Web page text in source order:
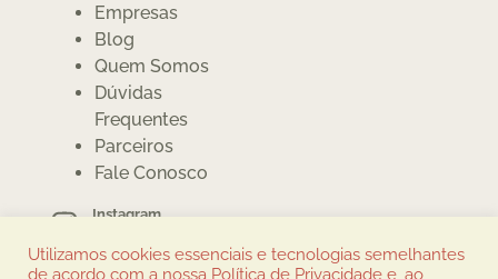
Empresas
Blog
Quem Somos
Dúvidas
Frequentes
Parceiros
Fale Conosco
Instagram
Whatsapp
Utilizamos cookies essenciais e tecnologias semelhantes
de acordo com a nossa Política de Privacidade e, ao